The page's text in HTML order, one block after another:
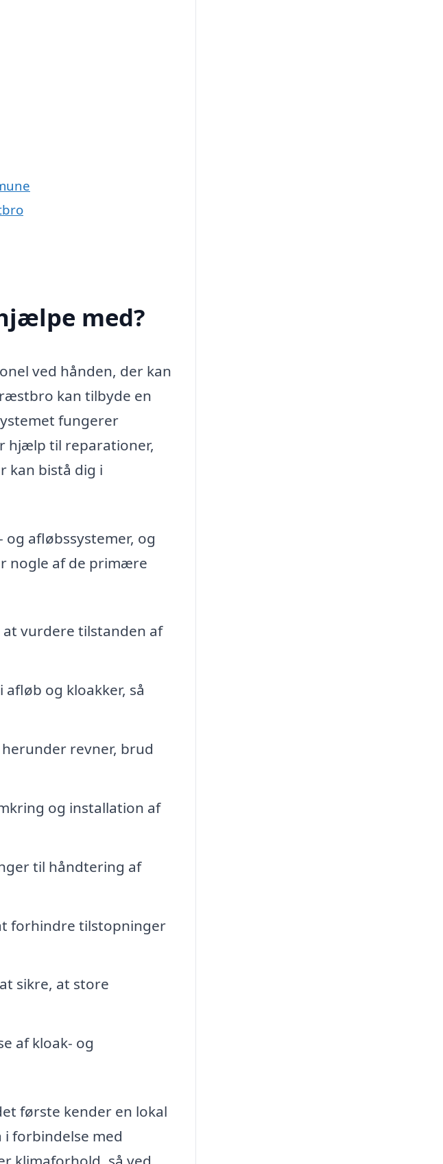
med?
ved hånden, der kan
kan tilbyde en
fungerer
hjælp til reparationer,
kan bistå dig i
afløbssystemer, og
nogle af de primære
vurdere tilstanden af
og kloakker, så
revner, brud
og installation af
til håndtering af
forhindre tilstopninger
sikre, at store
af kloak- og
første kender en lokal
forbindelse med